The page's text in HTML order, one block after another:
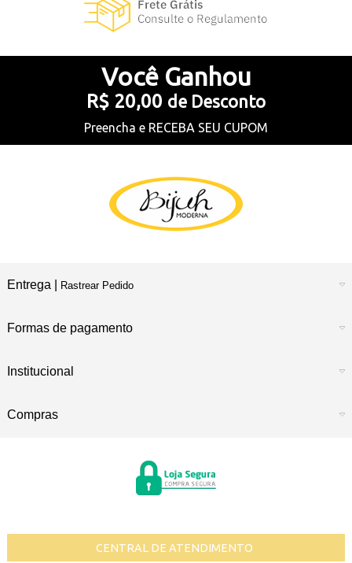
Você Ganhou
R$ 20,00 de Desconto
Preencha e RECEBA SEU CUPOM
Entrega | Rastrear Pedido
Formas de pagamento
Institucional
Compras
CENTRAL DE ATENDIMENTO